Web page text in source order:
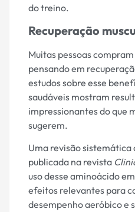
do treino.
Recuperação
Muitas pessoas
pensando em
estudos sobre esse
saudáveis mostram
impressionantes do que
sugerem.
Uma revisão
publicada na revista
uso desse aminoácido
efeitos relevantes para
desempenho aeróbico e